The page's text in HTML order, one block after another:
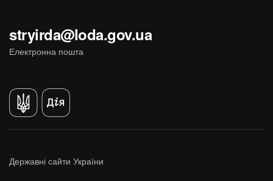
stryirda@loda.gov.ua
Електронна пошта
Державні сайти України